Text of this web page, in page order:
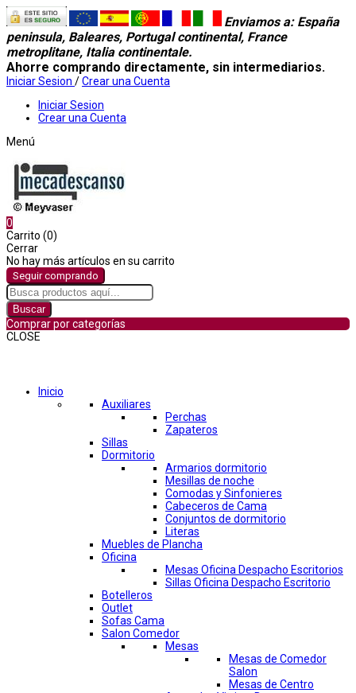
Enviamos a: España
peninsula, Baleares, Portugal continental, France
metroplitane, Italia continentale.
Ahorre comprando directamente, sin intermediarios.
Iniciar Sesion /Crear una Cuenta
Iniciar Sesion
Crear una Cuenta
Menú
0
Carrito (0)
Cerrar
No hay más artículos en su carrito
Seguir comprando
Buscar
Comprar por categorías
CLOSE
Inicio
Auxiliares
Perchas
Zapateros
Sillas
Dormitorio
Armarios dormitorio
Mesillas de noche
Comodas y Sinfonieres
Cabeceros de Cama
Conjuntos de dormitorio
Literas
Muebles de Plancha
Oficina
Mesas Oficina Despacho Escritorios
Sillas Oficina Despacho Escritorio
Botelleros
Outlet
Sofas Cama
Salon Comedor
Mesas
Mesas de Comedor
Salon
Mesas de Centro